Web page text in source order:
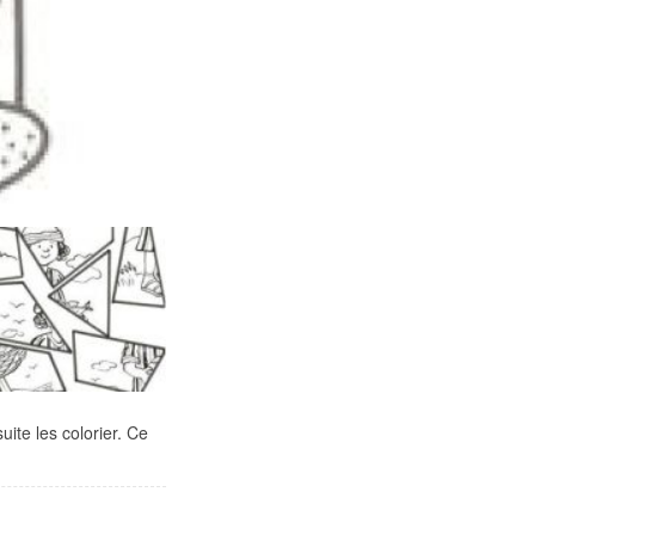
les colorier. Ce